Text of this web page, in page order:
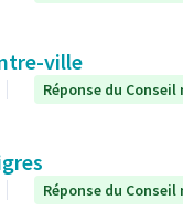
ville
Réponse du
Réponse du